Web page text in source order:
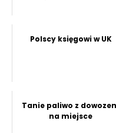
Polscy księgowi w UK
Tanie paliwo z
na miejsce